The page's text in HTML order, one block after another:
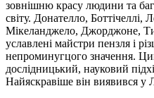
зовнішню красу людини та
світу. Донателло, Боттічеллі,
Мікеланджело, Джорджоне,
уславлені майстри пензля і
непроминугцого значення.
дослідницький, науковий
Найяскравіше він виявився у